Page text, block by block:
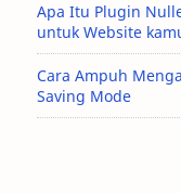
Apa Itu Plugin
untuk Website
Cara Ampuh
Saving Mode